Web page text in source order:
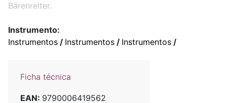
Bärenreiter.
Instrumento:
Instrumentos / Instrumentos / Instrumentos /
Ficha técnica
EAN: 9790006419562